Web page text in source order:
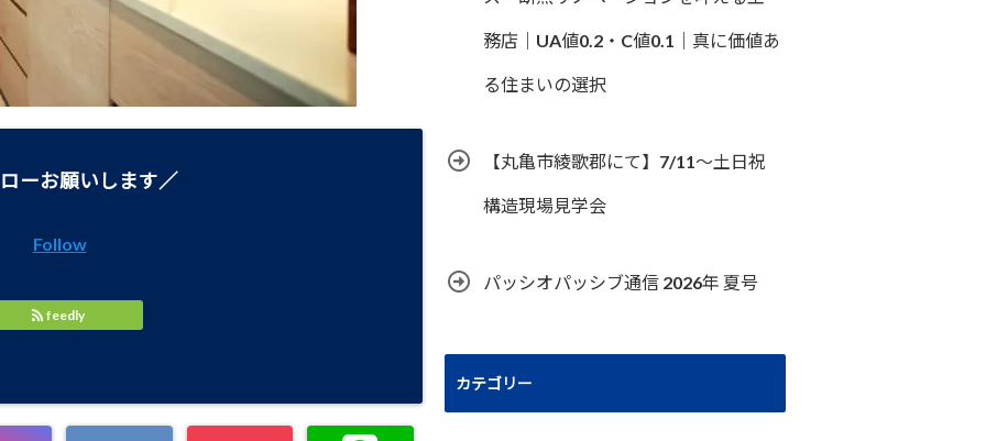
ーお願いします／
Follow
feedly
務店｜UA値0.2・C値0.1｜真に価値あ
る住まいの選択
【丸亀市綾歌郡にて】7/11～土日祝
構造現場見学会
パッシオパッシブ通信 2026年 夏号
カテゴリー